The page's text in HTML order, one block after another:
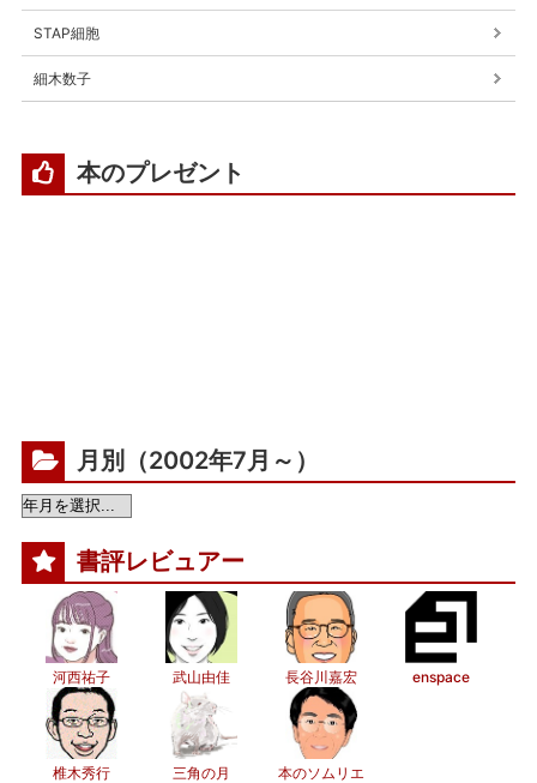
STAP細胞
細木数子
本のプレゼント
月別（2002年7月～）
書評レビュアー
河西祐子 武山由佳 長谷川嘉宏 enspace
椎木秀行 三角の月 本のソムリエ